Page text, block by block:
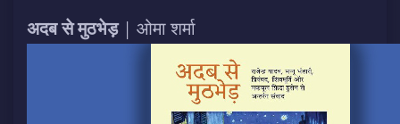
अदब से मुठभेड़| ओमा शर्मा